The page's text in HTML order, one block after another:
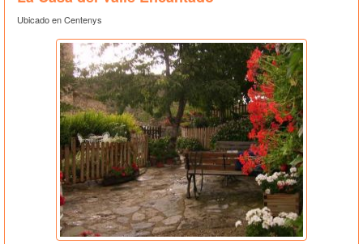
Ubicado en Centenys